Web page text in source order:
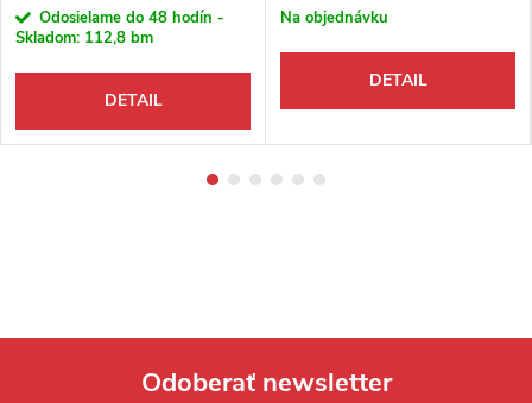
Odosielame do 48 hodín -
Skladom: 112,8 bm
DETAIL
Na objednávku
DETAIL
Odoberať newsletter